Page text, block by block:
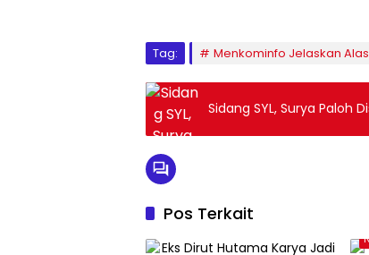
Tag: Menkominfo Jelaskan
Sidang SYL, Surya Paloh
Pos Terkait